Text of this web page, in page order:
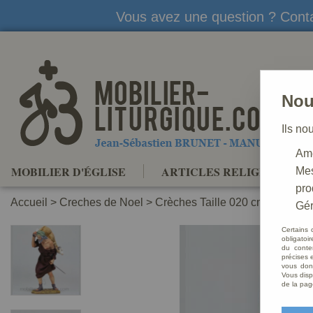
Vous avez une question ?
MOBILIER D'ÉGLISE ARTICLES RELIGIEUX
Accueil > Creches de Noel > Crèches Taille 020 cm
Ils
Certains
du
précises
vous
Vous
de la